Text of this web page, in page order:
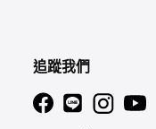
追蹤我們